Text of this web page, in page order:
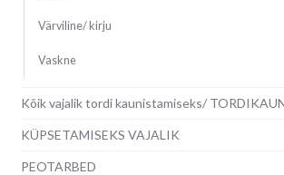
Värviline/ kirju
Vaskne
Kõik vajalik tordi kaunistamiseks/
KÜPSETAMISEKS VAJALIK
PEOTARBED